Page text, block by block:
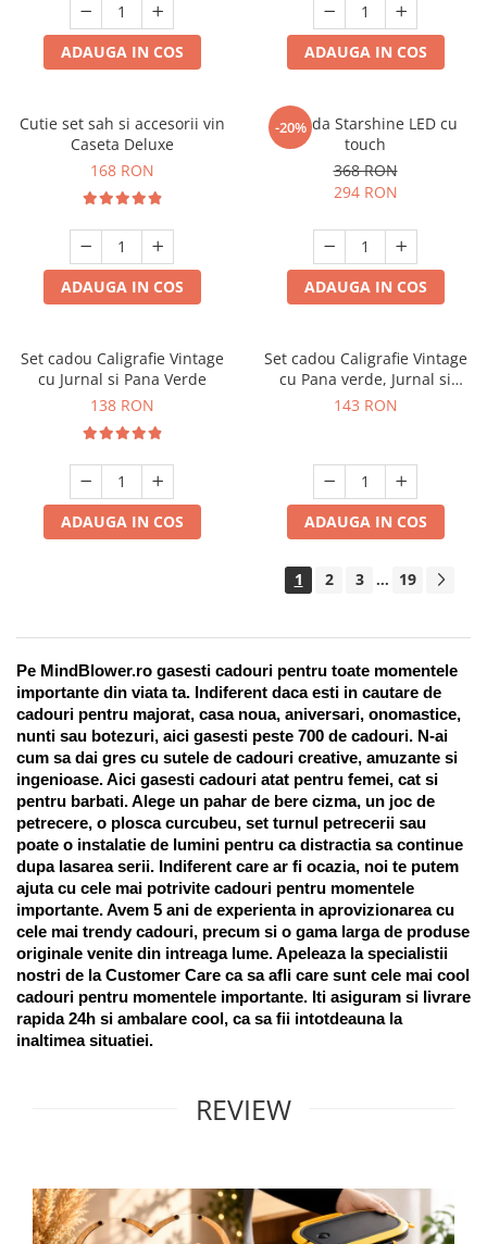
ADAUGA IN COS ADAUGA IN COS
Cutie set sah si accesorii vin
Caseta Deluxe
168 RON
ADAUGA IN COS
-20%
Oglinda Starshine LED cu
touch
368 RON
294 RON
ADAUGA IN COS
Set cadou Caligrafie Vintage
cu Jurnal si Pana Verde
138 RON
ADAUGA IN COS
Set cadou Caligrafie Vintage
cu Pana verde, Jurnal si
Suport pentru stilou, 9 piese
143 RON
ADAUGA IN COS
1 2 3 ... 19
Pe MindBlower.ro gasesti cadouri pentru toate momentele
importante din viata ta. Indiferent daca esti in cautare de
cadouri pentru majorat, casa noua, aniversari, onomastice,
nunti sau botezuri, aici gasesti peste 700 de cadouri. N-ai
cum sa dai gres cu sutele de cadouri creative, amuzante si
ingenioase. Aici gasesti cadouri atat pentru femei, cat si
pentru barbati. Alege un pahar de bere cizma, un joc de
petrecere, o plosca curcubeu, set turnul petrecerii sau
poate o instalatie de lumini pentru ca distractia sa continue
dupa lasarea serii. Indiferent care ar fi ocazia, noi te putem
ajuta cu cele mai potrivite cadouri pentru momentele
importante. Avem 5 ani de experienta in aprovizionarea cu
cele mai trendy cadouri, precum si o gama larga de produse
originale venite din intreaga lume. Apeleaza la specialistii
nostri de la Customer Care ca sa afli care sunt cele mai cool
cadouri pentru momentele importante. Iti asiguram si livrare
rapida 24h si ambalare cool, ca sa fii intotdeauna la
inaltimea situatiei.
REVIEW